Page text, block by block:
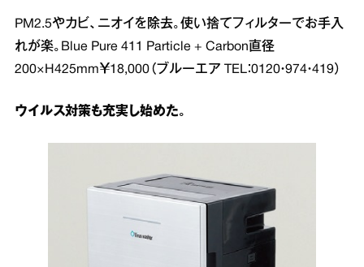
PM2.5やカビ、ニオイを除去。使い捨てフィルターでお手入
れが楽。Blue Pure 411 Particle + Carbon直径
200×H425mm￥18,000（ブルーエア TEL：0120・974・419）
ウイルス対策も充実し始めた。